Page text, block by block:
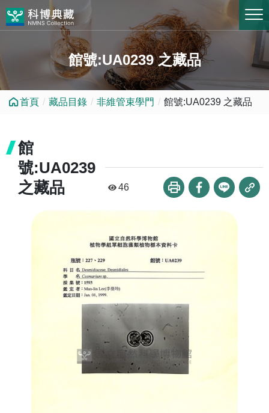
館號:UA0239 之藏品
首頁 藏品目錄 非維管束學門 館號:UA0239 之藏品
館
號:UA0239
之藏品
46